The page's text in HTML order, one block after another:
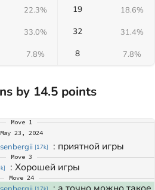
22.3% 19 18.6%
33.0% 32 31.4%
7.8% 8 7.8%
by 14.5 points
Move 1
May 23, 2024
[17k] : приятной игры
Move 3
] : Хорошей игры
Move 24